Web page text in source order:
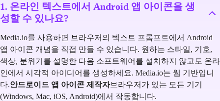
1. 온라인 텍스트에서 Android 앱 아이콘을 생
성할 수 있나요?
Media.io를 사용하면 브라우저의 텍스트 프롬프트에서 Android
앱 아이콘 개념을 직접 만들 수 있습니다. 원하는 스타일, 기호,
색상, 분위기를 설명한 다음 소프트웨어를 설치하지 않고도 온라
인에서 시각적 아이디어를 생성하세요. Media.io는 웹 기반입니
다.안드로이드 앱 아이콘 제작자브라우저가 있는 모든 기기
(Windows, Mac, iOS, Android)에서 작동합니다.